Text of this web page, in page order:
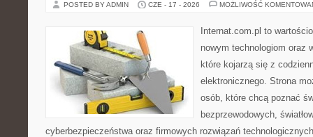
POSTED BY ADMIN CZE - 17 - 2026 MOŻLIWOŚĆ
Internat.com.pl to
nowym technologiom oraz
które kojarzą się z
elektronicznego. Strona
osób, które chcą poznać
bezprzewodowych,
cyberbezpieczeństwa oraz firmowych rozwiązań